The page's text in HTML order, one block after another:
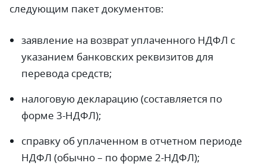
следующим пакет документов:
заявление на возврат уплаченного НДФЛ с
указанием банковских реквизитов для
перевода средств;
налоговую декларацию (составляется по
форме 3-НДФЛ);
справку об уплаченном в отчетном периоде
НДФЛ (обычно – по форме 2-НДФЛ);